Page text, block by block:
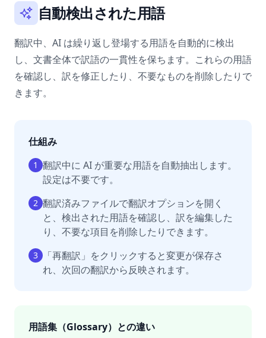
自動検出された用語
翻訳中、AI は繰り返し登場する用語を自動的に検出
し、文書全体で訳語の一貫性を保ちます。これらの用語
を確認し、訳を修正したり、不要なものを削除したりで
きます。
仕組み
1 翻訳中に AI が重要な用語を自動抽出します。
設定は不要です。
2 翻訳済みファイルで翻訳オプションを開く
と、検出された用語を確認し、訳を編集した
り、不要な項目を削除したりできます。
3
「再翻訳」をクリックすると変更が保存さ
れ、次回の翻訳から反映されます。
用語集（Glossary）との違い